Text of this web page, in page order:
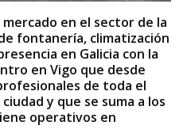
en el sector de la
fontanería, climatización
en Galicia con la
en Vigo que desde
de toda el
y que se suma a los
operativos en